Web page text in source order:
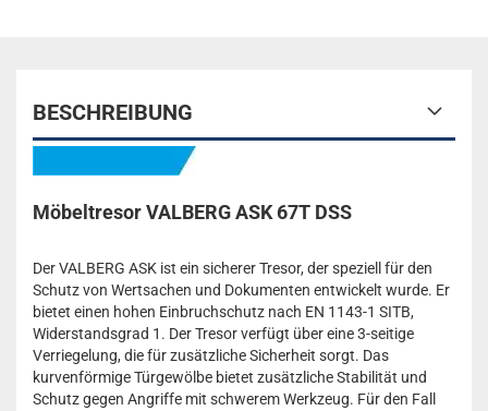
BESCHREIBUNG
Möbeltresor VALBERG ASK 67T DSS
Der VALBERG ASK ist ein sicherer Tresor, der speziell für den
Schutz von Wertsachen und Dokumenten entwickelt wurde. Er
bietet einen hohen Einbruchschutz nach EN 1143-1 SITB,
Widerstandsgrad 1. Der Tresor verfügt über eine 3-seitige
Verriegelung, die für zusätzliche Sicherheit sorgt. Das
kurvenförmige Türgewölbe bietet zusätzliche Stabilität und
Schutz gegen Angriffe mit schwerem Werkzeug. Für den Fall